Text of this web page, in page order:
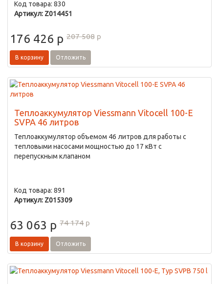
Код товара: 830
Артикул: Z014451
176 426 p 207 508 p
В корзину Отложить
Теплоаккумулятор Viessmann Vitocell 100-E
SVPA 46 литров
Теплоаккумулятор объемом 46 литров для работы с
тепловыми насосами мощностью до 17 кВт с
перепускным клапаном
Код товара: 891
Артикул: Z015309
63 063 p 74 174 p
В корзину Отложить